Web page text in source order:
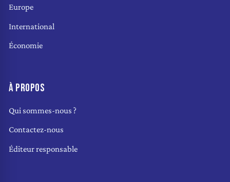
Europe
International
Économie
À PROPOS
Qui sommes-nous ?
Contactez-nous
Éditeur responsable